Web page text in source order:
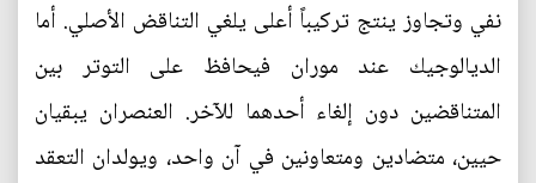
نفي وتجاوز ينتج تركيباً أعلى يلغي التناقض الأصلي. أما
الديالوجيك عند موران فيحافظ على التوتر بين
المتناقضين دون إلغاء أحدهما للآخر. العنصران يبقيان
حيين، متضادين ومتعاونين في آن واحد، ويولدان التعقد